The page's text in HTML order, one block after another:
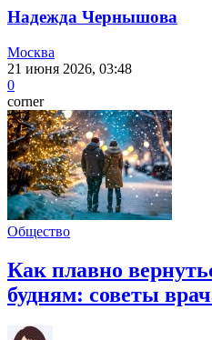
Надежда Чернышова
Москва
21 июня 2026, 03:48
0
corner
Общество
Как плавно
будням: советы